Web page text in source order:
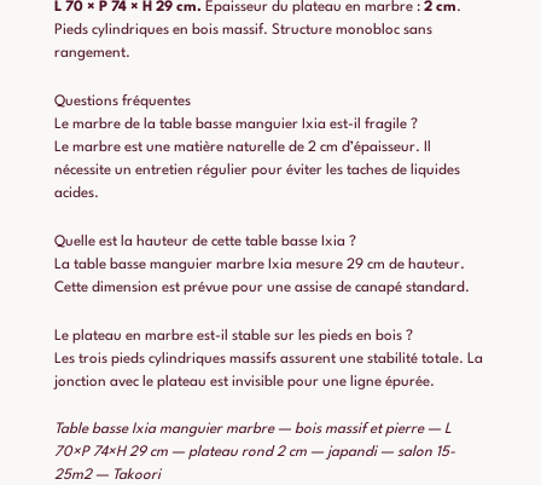
L 70 × P 74 × H 29 cm. Épaisseur du plateau en marbre : 2 cm.
Pieds cylindriques en bois massif. Structure monobloc sans
rangement.
Questions fréquentes
Le marbre de la table basse manguier Ixia est-il fragile ?
Le marbre est une matière naturelle de 2 cm d’épaisseur. Il
nécessite un entretien régulier pour éviter les taches de liquides
acides.
Quelle est la hauteur de cette table basse Ixia ?
La table basse manguier marbre Ixia mesure 29 cm de hauteur.
Cette dimension est prévue pour une assise de canapé standard.
Le plateau en marbre est-il stable sur les pieds en bois ?
Les trois pieds cylindriques massifs assurent une stabilité totale. La
jonction avec le plateau est invisible pour une ligne épurée.
Table basse Ixia manguier marbre — bois massif et pierre — L
70×P 74×H 29 cm — plateau rond 2 cm — japandi — salon 15-
25m2 — Takoori